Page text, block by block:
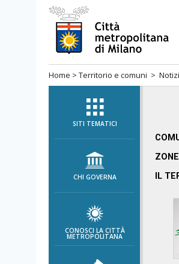
Salta
al
menù
navigazione
Salta
al
menù
navigazione
interna
Salta
contenuto
Salta
Home > Territorio e comuni >
SITI TEMATICI
CHI GOVERNA
CONOSCI LA CITTÀ
METROPOLITANA
IL